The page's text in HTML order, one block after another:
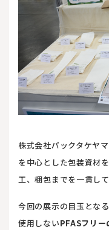
株式会社パックタケヤ
を中心とした包装資材
工、梱包までを一貫し
今回の展示の目玉とな
使用しないPFASフリ